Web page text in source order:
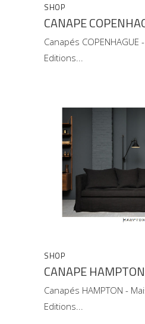
SHOP
CANAPE
Canapés COPENHAGUE
Editions
SHOP
CANAPE HAMPTON
Canapés HAMPTON -
Editions